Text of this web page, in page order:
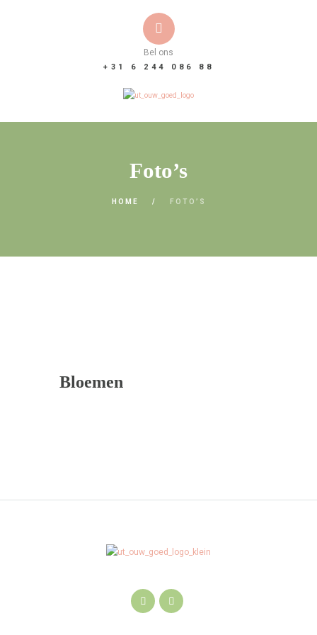
Bel ons
+31 6 244 086 88
Foto’s
HOME FOTO’S
Bloemen